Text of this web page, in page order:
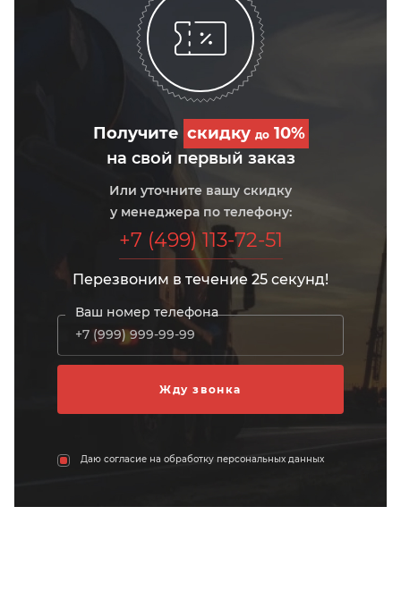
Получите скидку до10%
на свой первый заказ
Или уточните вашу скидку
у менеджера по телефону:
+7 (499) 113-72-51
Перезвоним в течение 25 секунд!
Ваш номер телефона
Даю согласие на обработку персональных данных